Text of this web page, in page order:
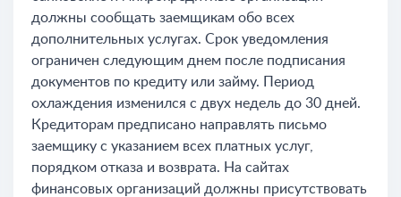
должны сообщать заемщикам обо всех
дополнительных услугах. Срок уведомления
ограничен следующим днем после подписания
документов по кредиту или займу. Период
охлаждения изменился с двух недель до 30 дней.
Кредиторам предписано направлять письмо
заемщику с указанием всех платных услуг,
порядком отказа и возврата. На сайтах
финансовых организаций должны присутствовать